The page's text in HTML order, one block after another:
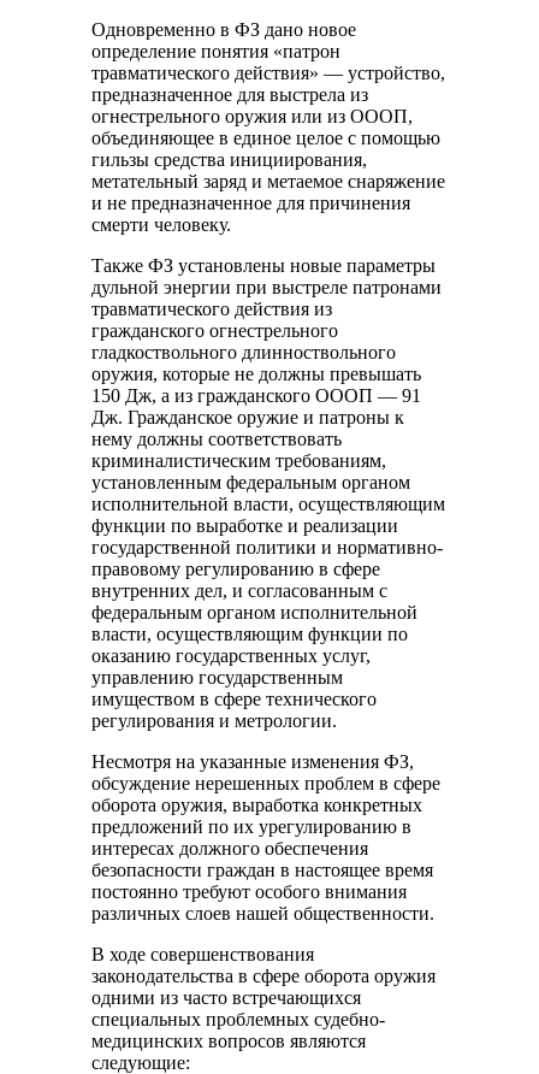
Одновременно в ФЗ дано новое
определение понятия «патрон
травматического действия» — устройство,
предназначенное для выстрела из
огнестрельного оружия или из ОООП,
объединяющее в единое целое с помощью
гильзы средства инициирования,
метательный заряд и метаемое снаряжение
и не предназначенное для причинения
смерти человеку.
Также ФЗ установлены новые параметры
дульной энергии при выстреле патронами
травматического действия из
гражданского огнестрельного
гладкоствольного длинноствольного
оружия, которые не должны превышать
150 Дж, а из гражданского ОООП — 91
Дж. Гражданское оружие и патроны к
нему должны соответствовать
криминалистическим требованиям,
установленным федеральным органом
исполнительной власти, осуществляющим
функции по выработке и реализации
государственной политики и нормативно-
правовому регулированию в сфере
внутренних дел, и согласованным с
федеральным органом исполнительной
власти, осуществляющим функции по
оказанию государственных услуг,
управлению государственным
имуществом в сфере технического
регулирования и метрологии.
Несмотря на указанные изменения ФЗ,
обсуждение нерешенных проблем в сфере
оборота оружия, выработка конкретных
предложений по их урегулированию в
интересах должного обеспечения
безопасности граждан в настоящее время
постоянно требуют особого внимания
различных слоев нашей общественности.
В ходе совершенствования
законодательства в сфере оборота оружия
одними из часто встречающихся
специальных проблемных судебно-
медицинских вопросов являются
следующие: